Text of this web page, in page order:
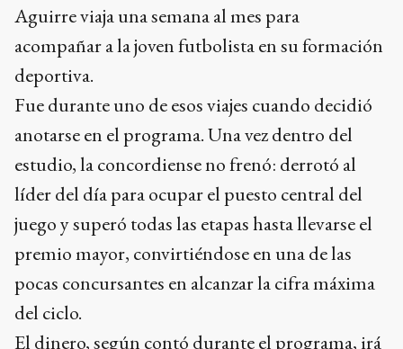
Aguirre viaja una semana al mes para
acompañar a la joven futbolista en su formación
deportiva.
Fue durante uno de esos viajes cuando decidió
anotarse en el programa. Una vez dentro del
estudio, la concordiense no frenó: derrotó al
líder del día para ocupar el puesto central del
juego y superó todas las etapas hasta llevarse el
premio mayor, convirtiéndose en una de las
pocas concursantes en alcanzar la cifra máxima
del ciclo.
El dinero, según contó durante el programa, irá